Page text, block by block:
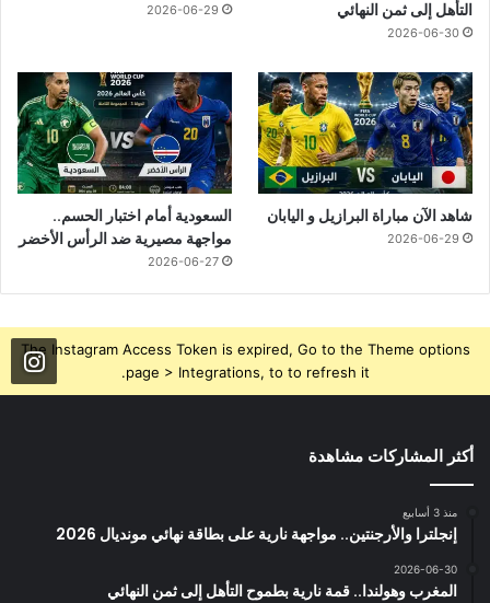
التأهل إلى ثمن النهائي
2026-06-30
2026-06-29
شاهد الآن مباراة البرازيل و اليابان
2026-06-29
السعودية أمام اختبار الحسم..
مواجهة مصيرية ضد الرأس الأخضر
2026-06-27
The Instagram Access Token is expired, Go to the Theme options
page > Integrations, to to refresh it.
أكثر المشاركات مشاهدة
منذ 3 أسابيع
إنجلترا والأرجنتين.. مواجهة نارية على بطاقة نهائي مونديال 2026
2026-06-30
المغرب وهولندا.. قمة نارية بطموح التأهل إلى ثمن النهائي